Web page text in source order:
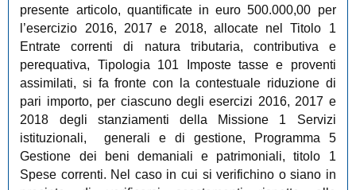
presente articolo, quantificate in euro 500.000,00 per
l’esercizio 2016, 2017 e 2018, allocate nel Titolo 1
Entrate correnti di natura tributaria, contributiva e
perequativa, Tipologia 101 Imposte tasse e proventi
assimilati, si fa fronte con la contestuale riduzione di
pari importo, per ciascuno degli esercizi 2016, 2017 e
2018 degli stanziamenti della Missione 1 Servizi
istituzionali, generali e di gestione, Programma 5
Gestione dei beni demaniali e patrimoniali, titolo 1
Spese correnti. Nel caso in cui si verifichino o siano in